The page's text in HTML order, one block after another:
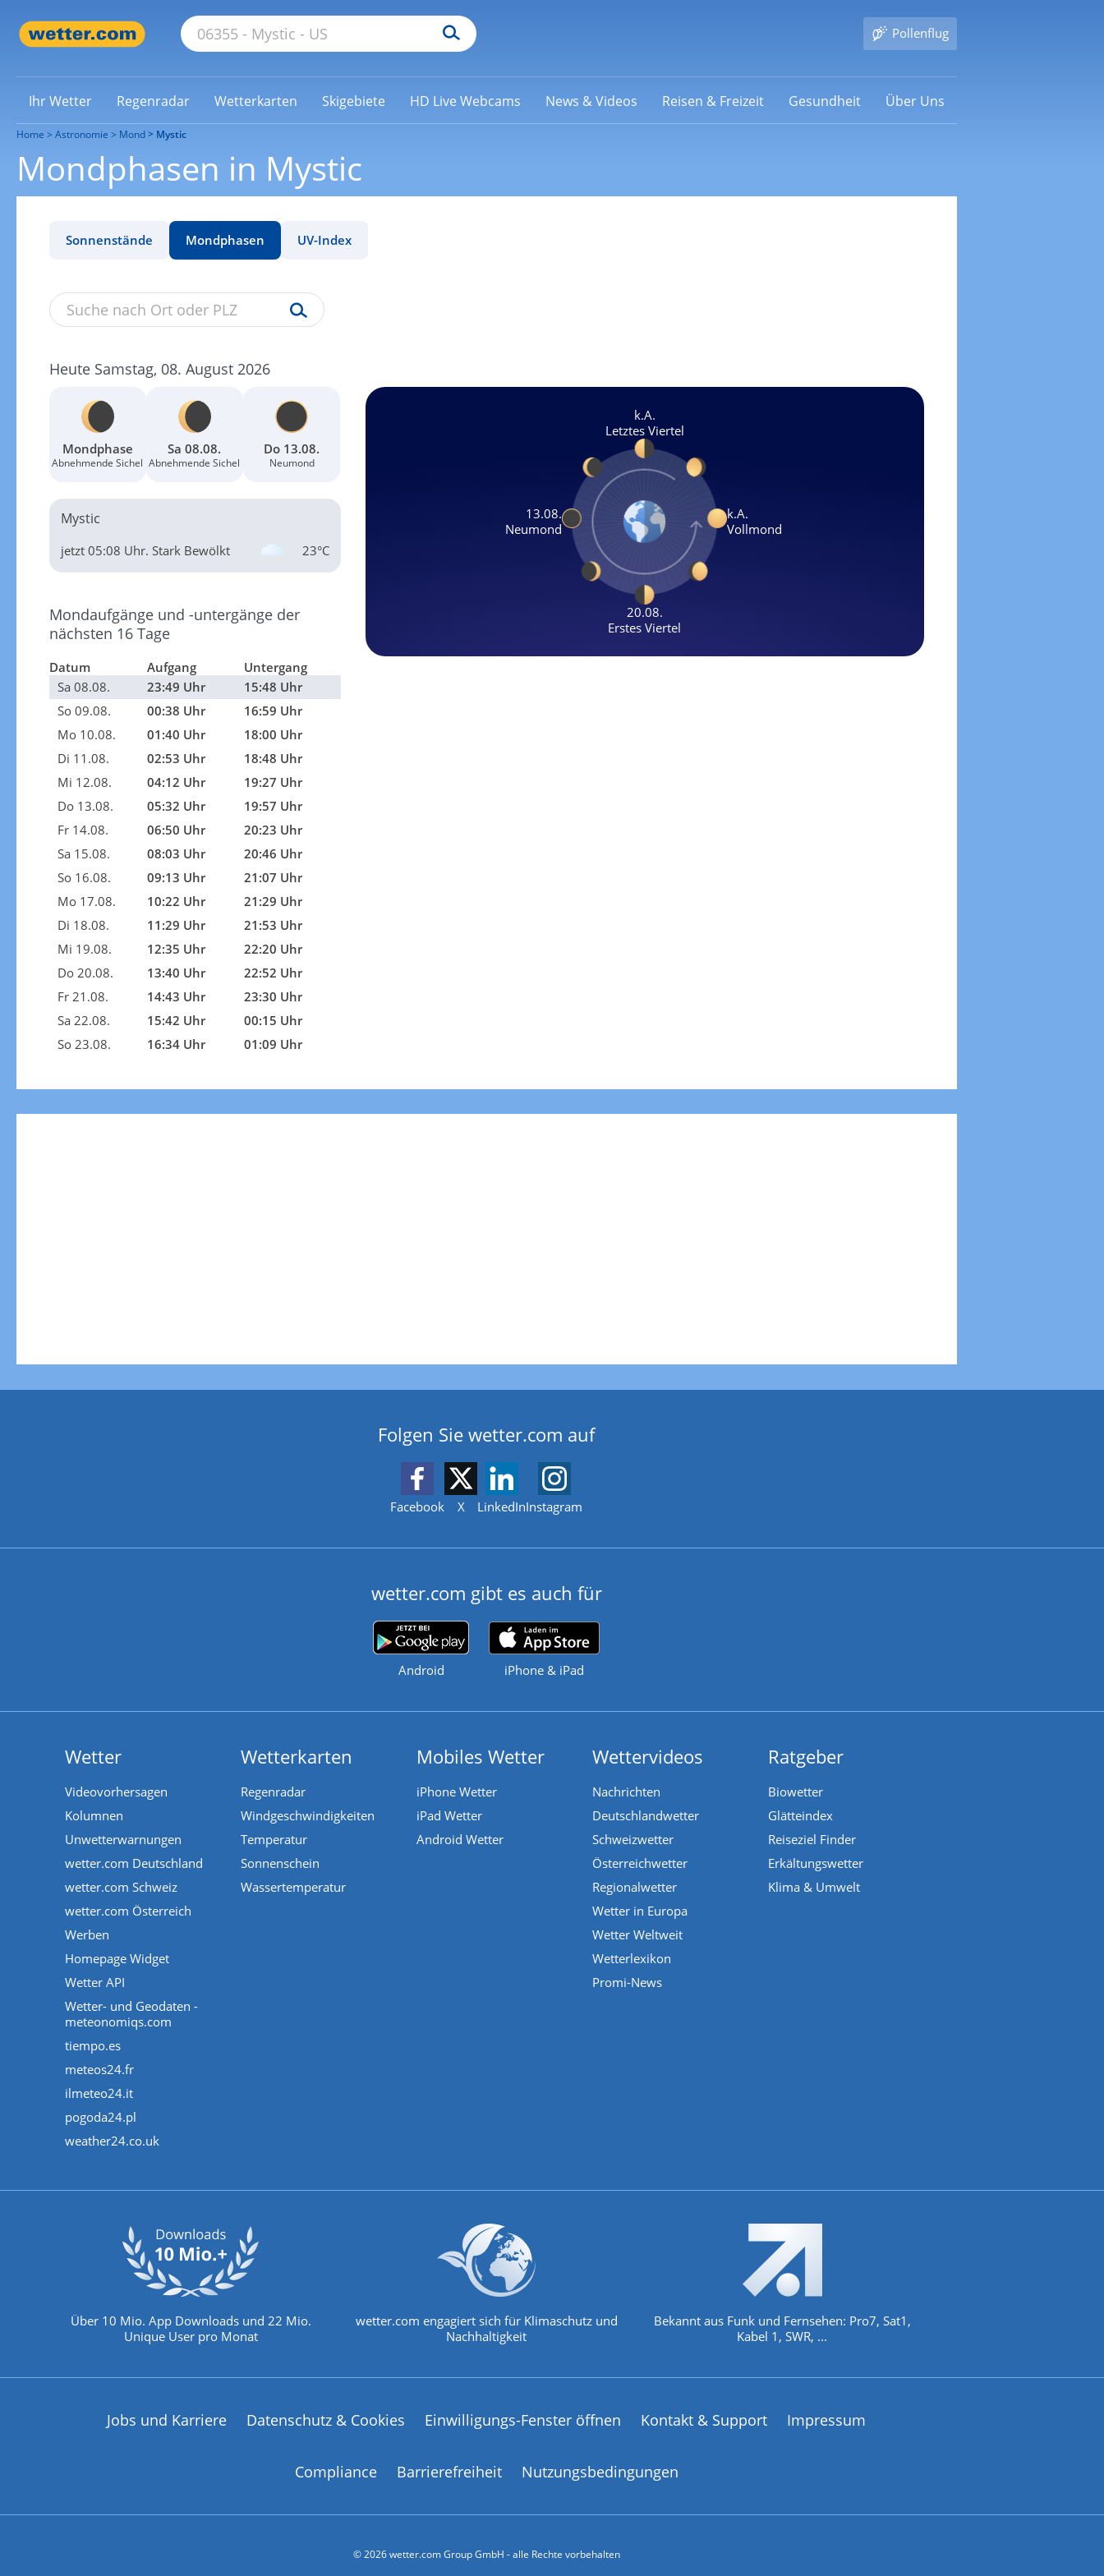
Pollenflug
Ihr Wetter Regenradar Wetterkarten Skigebiete HD Live Webcams News & Videos Reisen & Freizeit Gesundheit Über Uns
Home Astronomie Mond Mystic
Mondphasen in Mystic
Sonnenstände Mondphasen UV-Index
Heute Samstag, 08. August 2026
Mondphase
Abnehmende Sichel
Sa 08.08.
Abnehmende Sichel
Do 13.08.
Neumond
Mystic
23°C
jetzt 05:08 Uhr. Stark Bewölkt
Mondaufgänge und -untergänge der
nächsten 16 Tage
Datum Aufgang
Untergang
Sa 08.08.
23:49 Uhr
15:48 Uhr
So 09.08.
00:38 Uhr
16:59 Uhr
Mo 10.08.
01:40 Uhr
18:00 Uhr
Di 11.08.
02:53 Uhr
18:48 Uhr
Mi 12.08.
04:12 Uhr
19:27 Uhr
Do 13.08.
05:32 Uhr
19:57 Uhr
Fr 14.08.
06:50 Uhr
20:23 Uhr
Sa 15.08.
08:03 Uhr
20:46 Uhr
So 16.08.
09:13 Uhr
21:07 Uhr
Mo 17.08.
10:22 Uhr
21:29 Uhr
Di 18.08.
11:29 Uhr
21:53 Uhr
Mi 19.08.
12:35 Uhr
22:20 Uhr
Do 20.08.
13:40 Uhr
22:52 Uhr
Fr 21.08.
14:43 Uhr
23:30 Uhr
Sa 22.08.
15:42 Uhr
00:15 Uhr
So 23.08.
16:34 Uhr 01:09 Uhr
k.A.
Letztes Viertel
13.08.
Neumond
k.A.
Vollmond
20.08.
Erstes Viertel
Folgen Sie wetter.com auf
Facebook X LinkedInInstagram
wetter.com gibt es auch für
Android iPhone & iPad
Wetter
Videovorhersagen
Kolumnen
Unwetterwarnungen
wetter.com Deutschland
wetter.com Schweiz
wetter.com Österreich
Werben
Homepage Widget
Wetter API
Wetter- und Geodaten -
meteonomiqs.com
tiempo.es
meteos24.fr
ilmeteo24.it
pogoda24.pl
weather24.co.uk
Wetterkarten
Regenradar
Windgeschwindigkeiten
Temperatur
Sonnenschein
Wassertemperatur
Mobiles Wetter
iPhone Wetter
iPad Wetter
Android Wetter
Wettervideos
Nachrichten
Deutschlandwetter
Schweizwetter
Österreichwetter
Regionalwetter
Wetter in Europa
Wetter Weltweit
Wetterlexikon
Promi-News
Ratgeber
Biowetter
Glätteindex
Reiseziel Finder
Erkältungswetter
Klima & Umwelt
Über 10 Mio. App Downloads und 22 Mio.
Unique User pro Monat
wetter.com engagiert sich für Klimaschutz und
Nachhaltigkeit
Bekannt aus Funk und Fernsehen: Pro7, Sat1,
Kabel 1, SWR, ...
Jobs und Karriere Datenschutz & Cookies Einwilligungs-Fenster öffnen Kontakt & Support Impressum
Compliance Barrierefreiheit Nutzungsbedingungen
© 2026 wetter.com Group GmbH - alle Rechte vorbehalten